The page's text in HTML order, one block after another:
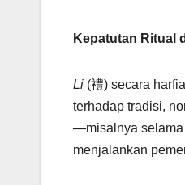
Kepatutan Ritual
Li (禮) secara
terhadap tradisi,
—misalnya selama
menjalankan